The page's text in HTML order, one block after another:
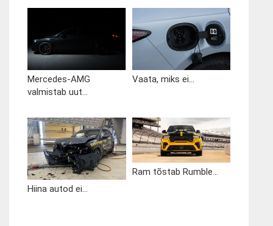
Mercedes-AMG
valmistab uut...
Vaata, miks ei...
Hiina autod ei...
Ram tõstab Rumble...